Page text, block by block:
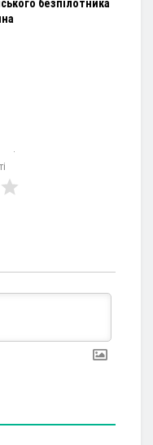
безпілотника